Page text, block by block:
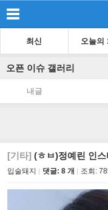
최신 오늘의
오픈 이슈 갤러리
내글
[기타] (ㅎㅂ)정예린 인스
입술돼지 댓글: 8 개 조회: